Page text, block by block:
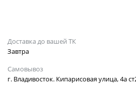
Доставка до вашей ТК
Завтра
Самовывоз
г. Владивосток. Кипарисовая улица, 4а